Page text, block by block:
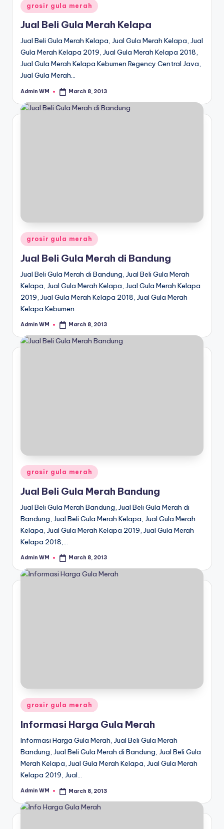
Posted
in
grosir gula merah
Jual Beli Gula Merah Kelapa
Jual Beli Gula Merah Kelapa, Jual Gula Merah Kelapa, Jual
Gula Merah Kelapa 2019, Jual Gula Merah Kelapa 2018,
Jual Gula Merah Kelapa Kebumen Regency Central Java,
Jual Gula Merah…
Posted
Admin WM March 8, 2013
Posted
in
grosir gula merah
Jual Beli Gula Merah di Bandung
Jual Beli Gula Merah di Bandung, Jual Beli Gula Merah
Kelapa, Jual Gula Merah Kelapa, Jual Gula Merah Kelapa
2019, Jual Gula Merah Kelapa 2018, Jual Gula Merah
Kelapa Kebumen…
Posted
Admin WM March 8, 2013
Posted
in
grosir gula merah
Jual Beli Gula Merah Bandung
Jual Beli Gula Merah Bandung, Jual Beli Gula Merah di
Bandung, Jual Beli Gula Merah Kelapa, Jual Gula Merah
Kelapa, Jual Gula Merah Kelapa 2019, Jual Gula Merah
Kelapa 2018,…
Posted
Admin WM March 8, 2013
Posted
in
grosir gula merah
Informasi Harga Gula Merah
Informasi Harga Gula Merah, Jual Beli Gula Merah
Bandung, Jual Beli Gula Merah di Bandung, Jual Beli Gula
Merah Kelapa, Jual Gula Merah Kelapa, Jual Gula Merah
Kelapa 2019, Jual…
Posted
Admin WM March 8, 2013